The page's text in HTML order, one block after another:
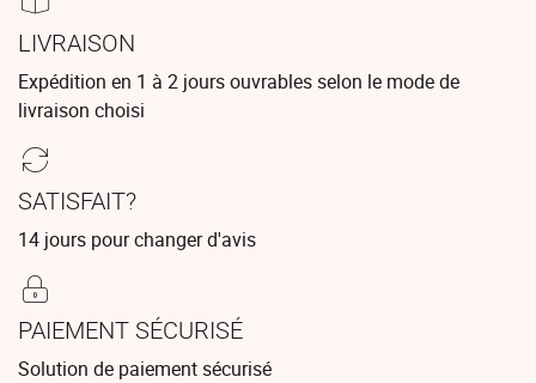
LIVRAISON
Expédition en 1 à 2 jours ouvrables selon le mode de
livraison choisi
SATISFAIT?
14 jours pour changer d'avis
PAIEMENT SÉCURISÉ
Solution de paiement sécurisé